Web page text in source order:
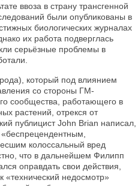
ввоза в страну трансгенной
были опубликованы в
биологических журналах
их работа подверглась
серьёзные проблемы в
который под влиянием
со стороны ГМ-
сообщества, работающего в
растений, отрекся от
публицист John Brian написал,
колоссальный вред
что в дальнейшем Филипп
оправдать свои действия,
«технический недосмотр»